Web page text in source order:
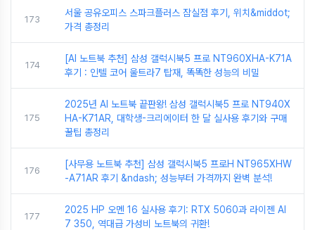
173
서울 공유오피스 스파크플러스 잠실점 후기, 위치&middot;
가격 총정리
174
[AI 노트북 추천] 삼성 갤럭시북5 프로 NT960XHA-K71A
후기 : 인텔 코어 울트라7 탑재, 똑똑한 성능의 비밀
175
2025년 AI 노트북 끝판왕! 삼성 갤럭시북5 프로 NT940X
HA-K71AR, 대학생-크리에이터 한 달 실사용 후기와 구매
꿀팁 총정리
176
[사무용 노트북 추천] 삼성 갤럭시북5 프로H NT965XHW
-A71AR 후기 &ndash; 성능부터 가격까지 완벽 분석!
177
2025 HP 오멘 16 실사용 후기: RTX 5060과 라이젠 AI
7 350, 역대급 가성비 노트북의 귀환!